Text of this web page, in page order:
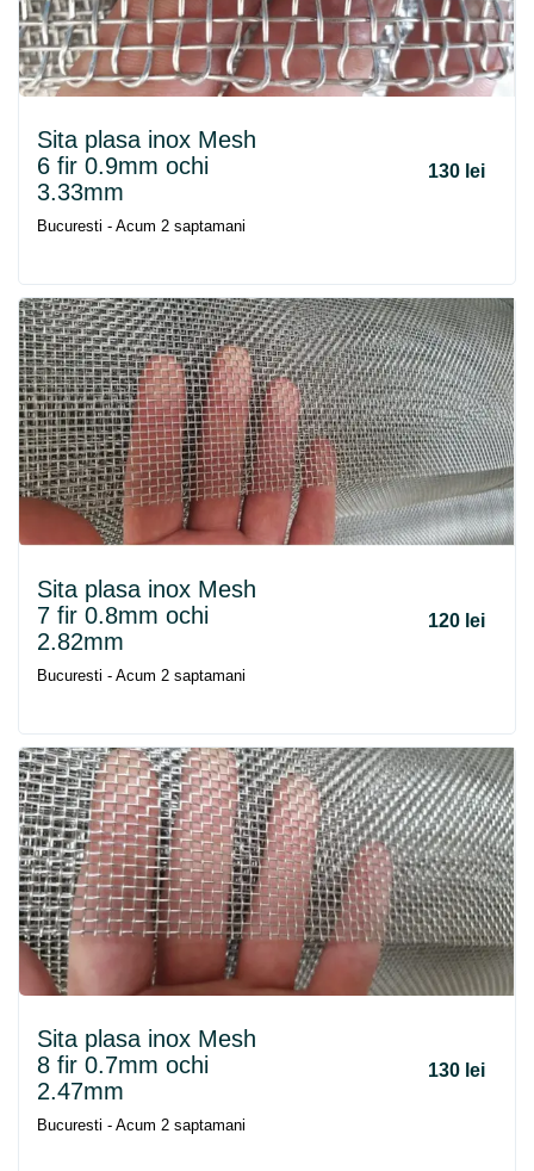
Sita plasa inox Mesh
6 fir 0.9mm ochi
3.33mm
130 lei
Bucuresti - Acum 2 saptamani
Sita plasa inox Mesh
7 fir 0.8mm ochi
2.82mm
120 lei
Bucuresti - Acum 2 saptamani
Sita plasa inox Mesh
8 fir 0.7mm ochi
2.47mm
130 lei
Bucuresti - Acum 2 saptamani